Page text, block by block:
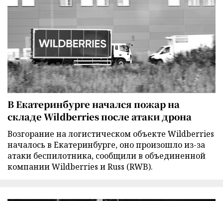
В Екатеринбурге начался пожар на
складе Wildberries после атаки дрона
Возгорание на логистическом объекте Wildberries
началось в Екатеринбурге, оно произошло из-за
атаки беспилотника, сообщили в объединенной
компании Wildberries и Russ (RWB).